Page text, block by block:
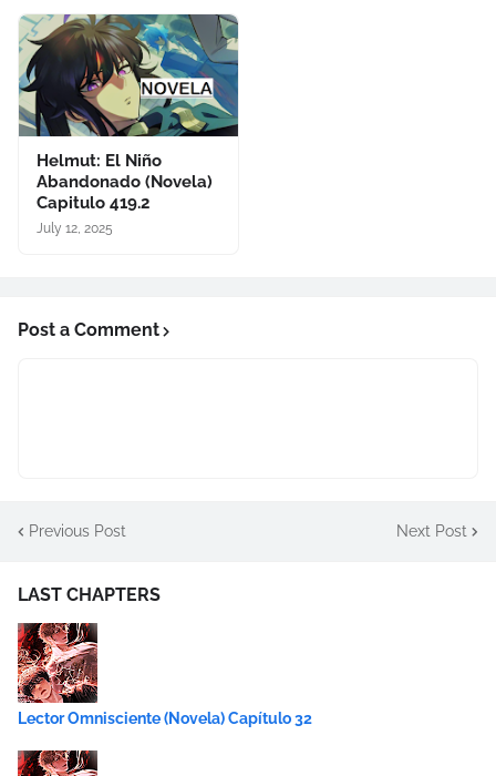
Helmut: El Niño
Abandonado (Novela)
Capitulo 419.2
July 12, 2025
Post a Comment
Previous Post Next Post
LAST CHAPTERS
Lector Omnisciente (Novela) Capítulo 32